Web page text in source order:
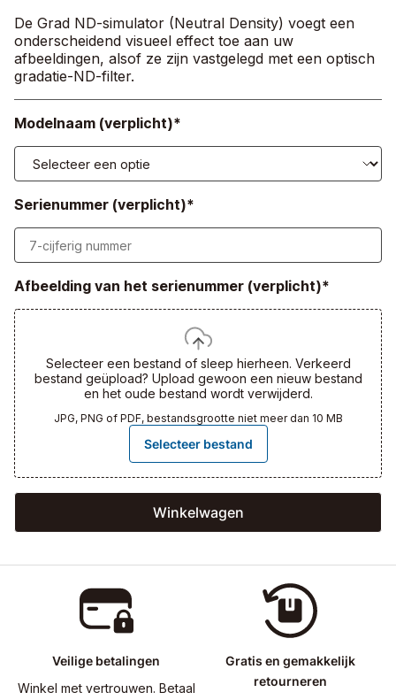
De Grad ND-simulator (Neutral Density) voegt een
onderscheidend visueel effect toe aan uw
afbeeldingen, alsof ze zijn vastgelegd met een optisch
gradatie-ND-filter.
Modelnaam (verplicht)*
Serienummer (verplicht)*
Afbeelding van het serienummer (verplicht)*
Selecteer een bestand of sleep hierheen. Verkeerd
bestand geüpload? Upload gewoon een nieuw bestand
en het oude bestand wordt verwijderd.
JPG, PNG of PDF, bestandsgrootte niet meer dan 10 MB
Selecteer bestand
Winkelwagen
Veilige betalingen
Winkel met vertrouwen. Betaal
Gratis en gemakkelijk
retourneren